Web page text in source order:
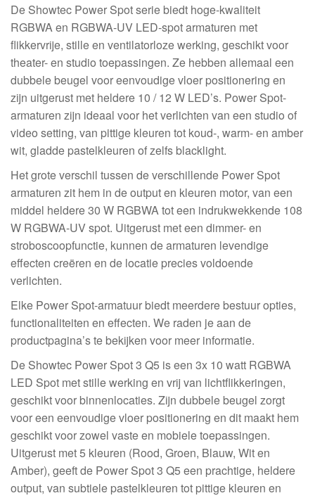
De Showtec Power Spot serie biedt hoge-kwaliteit
RGBWA en RGBWA-UV LED-spot armaturen met
flikkervrije, stille en ventilatorloze werking, geschikt voor
theater- en studio toepassingen. Ze hebben allemaal een
dubbele beugel voor eenvoudige vloer positionering en
zijn uitgerust met heldere 10 / 12 W LED’s. Power Spot-
armaturen zijn ideaal voor het verlichten van een studio of
video setting, van pittige kleuren tot koud-, warm- en amber
wit, gladde pastelkleuren of zelfs blacklight.
Het grote verschil tussen de verschillende Power Spot
armaturen zit hem in de output en kleuren motor, van een
middel heldere 30 W RGBWA tot een indrukwekkende 108
W RGBWA-UV spot. Uitgerust met een dimmer- en
stroboscoopfunctie, kunnen de armaturen levendige
effecten creëren en de locatie precies voldoende
verlichten.
Elke Power Spot-armatuur biedt meerdere bestuur opties,
functionaliteiten en effecten. We raden je aan de
productpagina’s te bekijken voor meer informatie.
De Showtec Power Spot 3 Q5 is een 3x 10 watt RGBWA
LED Spot met stille werking en vrij van lichtflikkeringen,
geschikt voor binnenlocaties. Zijn dubbele beugel zorgt
voor een eenvoudige vloer positionering en dit maakt hem
geschikt voor zowel vaste en mobiele toepassingen.
Uitgerust met 5 kleuren (Rood, Groen, Blauw, Wit en
Amber), geeft de Power Spot 3 Q5 een prachtige, heldere
output, van subtiele pastelkleuren tot pittige kleuren en